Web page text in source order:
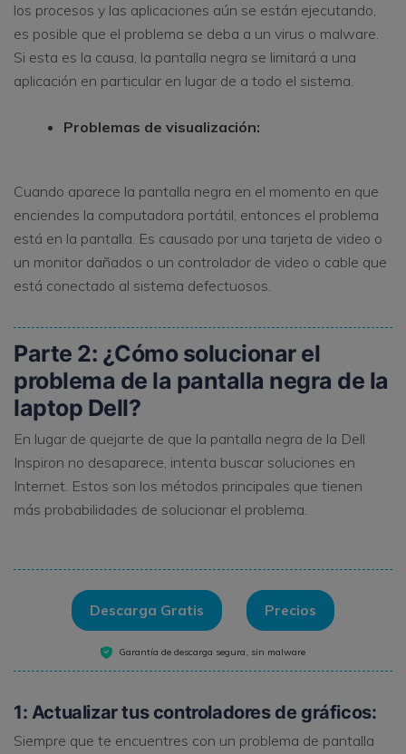
los procesos y las aplicaciones aún se están ejecutando,
es posible que el problema se deba a un virus o malware.
Si esta es la causa, la pantalla negra se limitará a una
aplicación en particular en lugar de a todo el sistema.
Problemas de visualización:
Cuando aparece la pantalla negra en el momento en que
enciendes la computadora portátil, entonces el problema
está en la pantalla. Es causado por una tarjeta de video o
un monitor dañados o un controlador de video o cable que
está conectado al sistema defectuosos.
Parte 2: ¿Cómo solucionar el
problema de la pantalla negra de la
laptop Dell?
En lugar de quejarte de que la pantalla negra de la Dell
Inspiron no desaparece, intenta buscar soluciones en
Internet. Estos son los métodos principales que tienen
más probabilidades de solucionar el problema.
Descarga Gratis Precios
Garantía de descarga segura, sin malware
1: Actualizar tus controladores de gráficos:
Siempre que te encuentres con un problema de pantalla